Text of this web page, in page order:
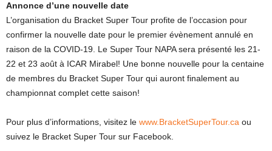
Annonce d’une nouvelle date
L’organisation du Bracket Super Tour profite de l’occasion pour
confirmer la nouvelle date pour le premier évènement annulé en
raison de la COVID-19. Le Super Tour NAPA sera présenté les 21-
22 et 23 août à ICAR Mirabel! Une bonne nouvelle pour la centaine
de membres du Bracket Super Tour qui auront finalement au
championnat complet cette saison!
Pour plus d’informations, visitez le www.BracketSuperTour.ca ou
suivez le Bracket Super Tour sur Facebook.